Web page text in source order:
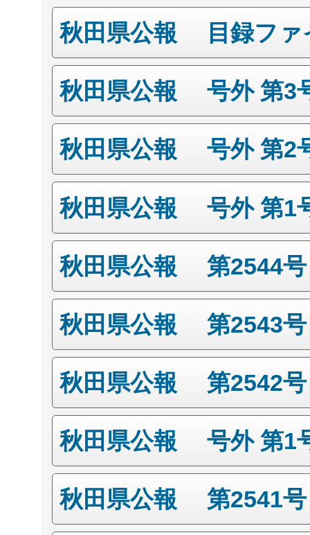
秋田県公報 目録フ
秋田県公報 号外 第3
秋田県公報 号外 第2
秋田県公報 号外 第1
秋田県公報 第2544
秋田県公報 第2543
秋田県公報 第2542
秋田県公報 号外 第1
秋田県公報 第2541